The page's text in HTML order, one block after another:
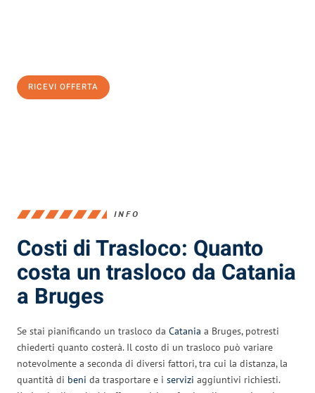
RICEVI OFFERTA
INFO
Costi di Trasloco: Quanto
costa un trasloco da Catania
a Bruges
Se stai pianificando un trasloco da Catania a Bruges, potresti
chiederti quanto costerà. Il costo di un trasloco può variare
notevolmente a seconda di diversi fattori, tra cui la distanza, la
quantità di beni da trasportare e i servizi aggiuntivi richiesti.